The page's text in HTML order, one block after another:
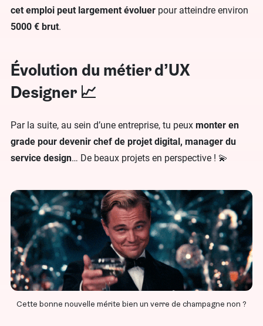
cet emploi peut largement évoluer pour atteindre environ
5000 € brut.
Évolution du métier d’UX
Designer 📈
Par la suite, au sein d’une entreprise, tu peux monter en
grade pour devenir chef de projet digital, manager du
service design… De beaux projets en perspective ! 💫
Cette bonne nouvelle mérite bien un verre de champagne non ?